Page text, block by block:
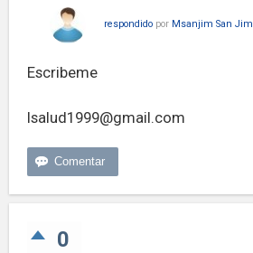
respondido por Msanjim San Jim
Escribeme
Isalud1999@gmail.com
0